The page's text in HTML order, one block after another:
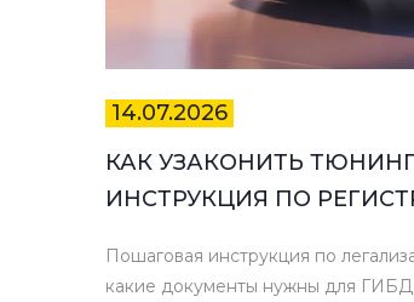
14.07.2026
КАК УЗАКОНИТЬ
ИНСТРУКЦИЯ ПО
Пошаговая инструкция по
какие документы нужны для